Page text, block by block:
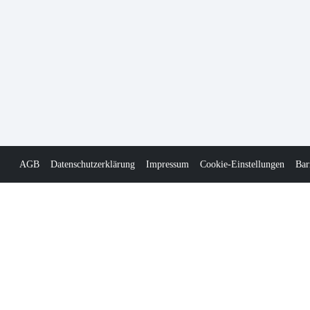
AGB Datenschutzerklärung Impressum Cookie-Einstellungen